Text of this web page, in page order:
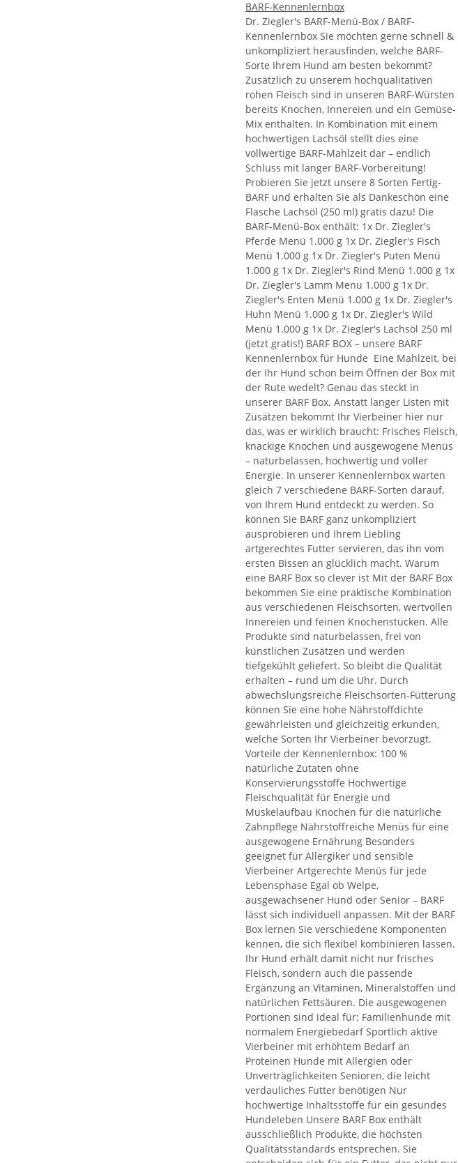
BARF-Kennenlernbox
Dr. Ziegler's BARF-Menü-Box / BARF-
Kennenlernbox Sie möchten gerne schnell &
unkompliziert herausfinden, welche BARF-
Sorte Ihrem Hund am besten bekommt?
Zusätzlich zu unserem hochqualitativen
rohen Fleisch sind in unseren BARF-Würsten
bereits Knochen, Innereien und ein Gemüse-
Mix enthalten. In Kombination mit einem
hochwertigen Lachsöl stellt dies eine
vollwertige BARF-Mahlzeit dar – endlich
Schluss mit langer BARF-Vorbereitung!
Probieren Sie jetzt unsere 8 Sorten Fertig-
BARF und erhalten Sie als Dankeschön eine
Flasche Lachsöl (250 ml) gratis dazu! Die
BARF-Menü-Box enthält: 1x Dr. Ziegler's
Pferde Menü 1.000 g 1x Dr. Ziegler's Fisch
Menü 1.000 g 1x Dr. Ziegler's Puten Menü
1.000 g 1x Dr. Ziegler's Rind Menü 1.000 g 1x
Dr. Ziegler's Lamm Menü 1.000 g 1x Dr.
Ziegler's Enten Menü 1.000 g 1x Dr. Ziegler's
Huhn Menü 1.000 g 1x Dr. Ziegler's Wild
Menü 1.000 g 1x Dr. Ziegler's Lachsöl 250 ml
(jetzt gratis!) BARF BOX – unsere BARF
Kennenlernbox für Hunde Eine Mahlzeit, bei
der Ihr Hund schon beim Öffnen der Box mit
der Rute wedelt? Genau das steckt in
unserer BARF Box. Anstatt langer Listen mit
Zusätzen bekommt Ihr Vierbeiner hier nur
das, was er wirklich braucht: Frisches Fleisch,
knackige Knochen und ausgewogene Menüs
– naturbelassen, hochwertig und voller
Energie. In unserer Kennenlernbox warten
gleich 7 verschiedene BARF-Sorten darauf,
von Ihrem Hund entdeckt zu werden. So
können Sie BARF ganz unkompliziert
ausprobieren und Ihrem Liebling
artgerechtes Futter servieren, das ihn vom
ersten Bissen an glücklich macht. Warum
eine BARF Box so clever ist Mit der BARF Box
bekommen Sie eine praktische Kombination
aus verschiedenen Fleischsorten, wertvollen
Innereien und feinen Knochenstücken. Alle
Produkte sind naturbelassen, frei von
künstlichen Zusätzen und werden
tiefgekühlt geliefert. So bleibt die Qualität
erhalten – rund um die Uhr. Durch
abwechslungsreiche Fleischsorten-Fütterung
können Sie eine hohe Nährstoffdichte
gewährleisten und gleichzeitig erkunden,
welche Sorten Ihr Vierbeiner bevorzugt.
Vorteile der Kennenlernbox: 100 %
natürliche Zutaten ohne
Konservierungsstoffe Hochwertige
Fleischqualität für Energie und
Muskelaufbau Knochen für die natürliche
Zahnpflege Nährstoffreiche Menüs für eine
ausgewogene Ernährung Besonders
geeignet für Allergiker und sensible
Vierbeiner Artgerechte Menüs für jede
Lebensphase Egal ob Welpe,
ausgewachsener Hund oder Senior – BARF
lässt sich individuell anpassen. Mit der BARF
Box lernen Sie verschiedene Komponenten
kennen, die sich flexibel kombinieren lassen.
Ihr Hund erhält damit nicht nur frisches
Fleisch, sondern auch die passende
Ergänzung an Vitaminen, Mineralstoffen und
natürlichen Fettsäuren. Die ausgewogenen
Portionen sind ideal für: Familienhunde mit
normalem Energiebedarf Sportlich aktive
Vierbeiner mit erhöhtem Bedarf an
Proteinen Hunde mit Allergien oder
Unverträglichkeiten Senioren, die leicht
verdauliches Futter benötigen Nur
hochwertige Inhaltsstoffe für ein gesundes
Hundeleben Unsere BARF Box enthält
ausschließlich Produkte, die höchsten
Qualitätsstandards entsprechen. Sie